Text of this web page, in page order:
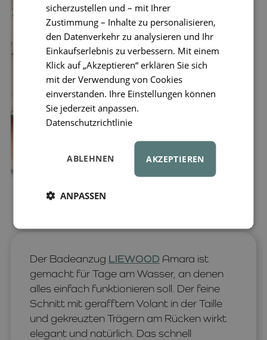
Der Badeanzug LIEWOOD Amara ist
gemacht für Tage am Wasser, an denen
alles einfach funktionieren soll. Der feine
Schnitt mit gerafftem Volant in der Taille
und gekreuzten Trägern am Rücken wirkt
elegant und natürlich. Das schnell
sicherzustellen und – mit Ihrer
Zustimmung – Inhalte zu personalisieren,
den Datenverkehr zu analysieren und Ihr
Einkaufserlebnis zu verbessern. Mit einem
Klick auf „Akzeptieren“ erklären Sie sich
mit der Verwendung von Cookies
einverstanden. Ihre Einstellungen können
Sie jederzeit anpassen.
Datenschutzrichtlinie
AKZEPTIEREN
ABLEHNEN
ANPASSEN